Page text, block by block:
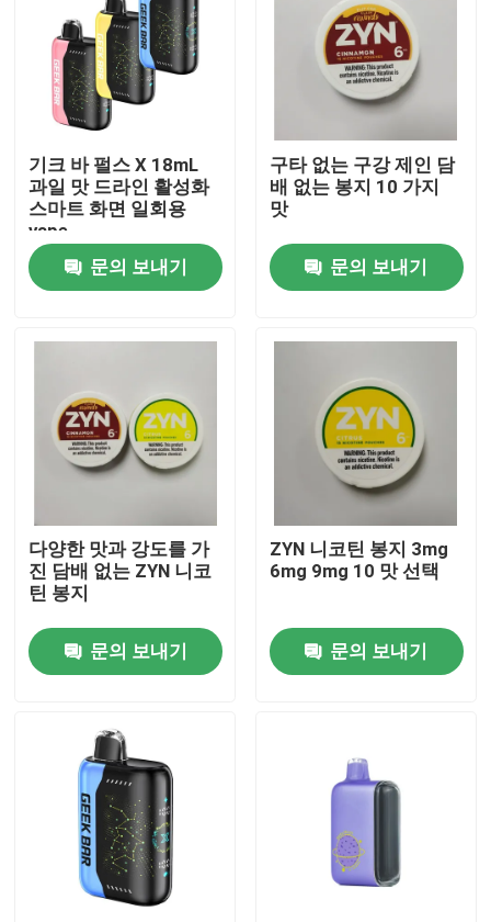
집
동영상
공장 여행
품질 관리
버릴 수 있는 불연성 담배
버릴 수 있는 CBD는 장치를 기화시킵니다
기크 바 펄스 X 18mL
과일 맛 드라인 활성화
스마트 화면 일회용
vape
문의 보내기
구타 없는 구강 제인 담
배 없는 봉지 10 가지
맛
문의 보내기
다양한 맛과 강도를 가
진 담배 없는 ZYN 니코
틴 봉지
문의 보내기
ZYN 니코틴 봉지 3mg
6mg 9mg 10 맛 선택
문의 보내기